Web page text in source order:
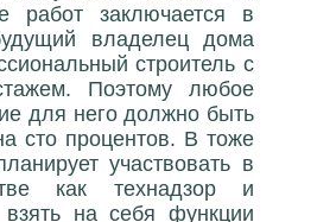
работ заключается в
владелец дома
строитель с
Поэтому любое
для него должно быть
сто процентов. В тоже
участвовать в
как технадзор и
взять на себя функции